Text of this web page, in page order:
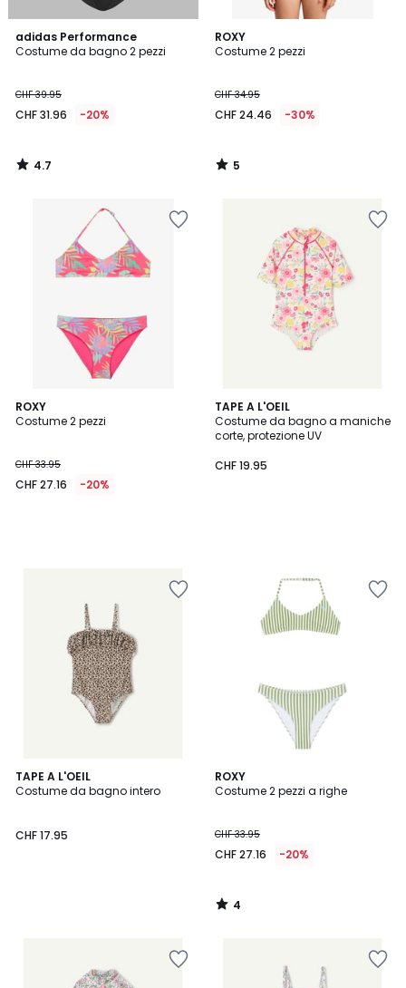
adidas Performance
Costume da bagno 2 pezzi
CHF 39.95
CHF 31.96 -20%
4.7
/ 5
4.7
/
ROXY
Costume 2 pezzi
CHF 34.95
CHF 24.46 -30%
5
/
5
/
ROXY
Costume 2 pezzi
CHF 33.95
CHF 27.16 -20%
TAPE A L'OEIL
Costume da bagno a maniche
corte, protezione UV
CHF 19.95
TAPE A L'OEIL
Costume da bagno intero
CHF 17.95
ROXY
Costume 2 pezzi a righe
CHF 33.95
CHF 27.16 -20%
4
/
4
/